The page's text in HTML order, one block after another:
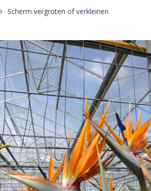
Scherm vergroten of verkleinen